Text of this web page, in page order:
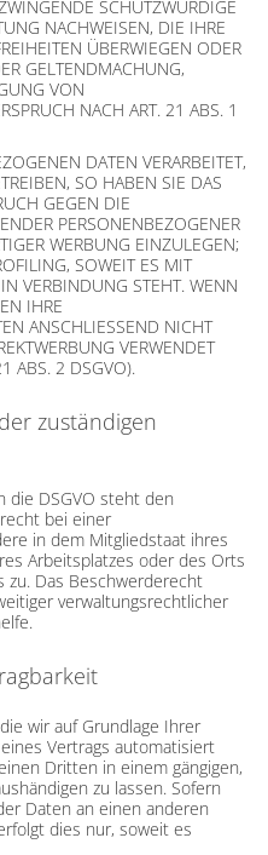
SCHUTZWÜRDIGE
NACHWEISEN, DIE IHRE
ÜBERWIEGEN ODER
GELTENDMACHUNG,
VON
NACH ART. 21 ABS. 1
DATEN VERARBEITET,
SO HABEN SIE DAS
GEGEN DIE
PERSONENBEZOGENER
WERBUNG EINZULEGEN;
SOWEIT ES MIT
VERBINDUNG STEHT. WENN
IHRE
ANSCHLIESSEND NICHT
VERWENDET
ABS. 2 DSGVO).
zuständigen
die DSGVO steht den
bei einer
in dem Mitgliedstaat ihres
Arbeitsplatzes oder des Orts
Das Beschwerderecht
verwaltungsrechtlicher
wir auf Grundlage Ihrer
Vertrags automatisiert
Dritten in einem gängigen,
zu lassen. Sofern
Daten an einen anderen
dies nur, soweit es